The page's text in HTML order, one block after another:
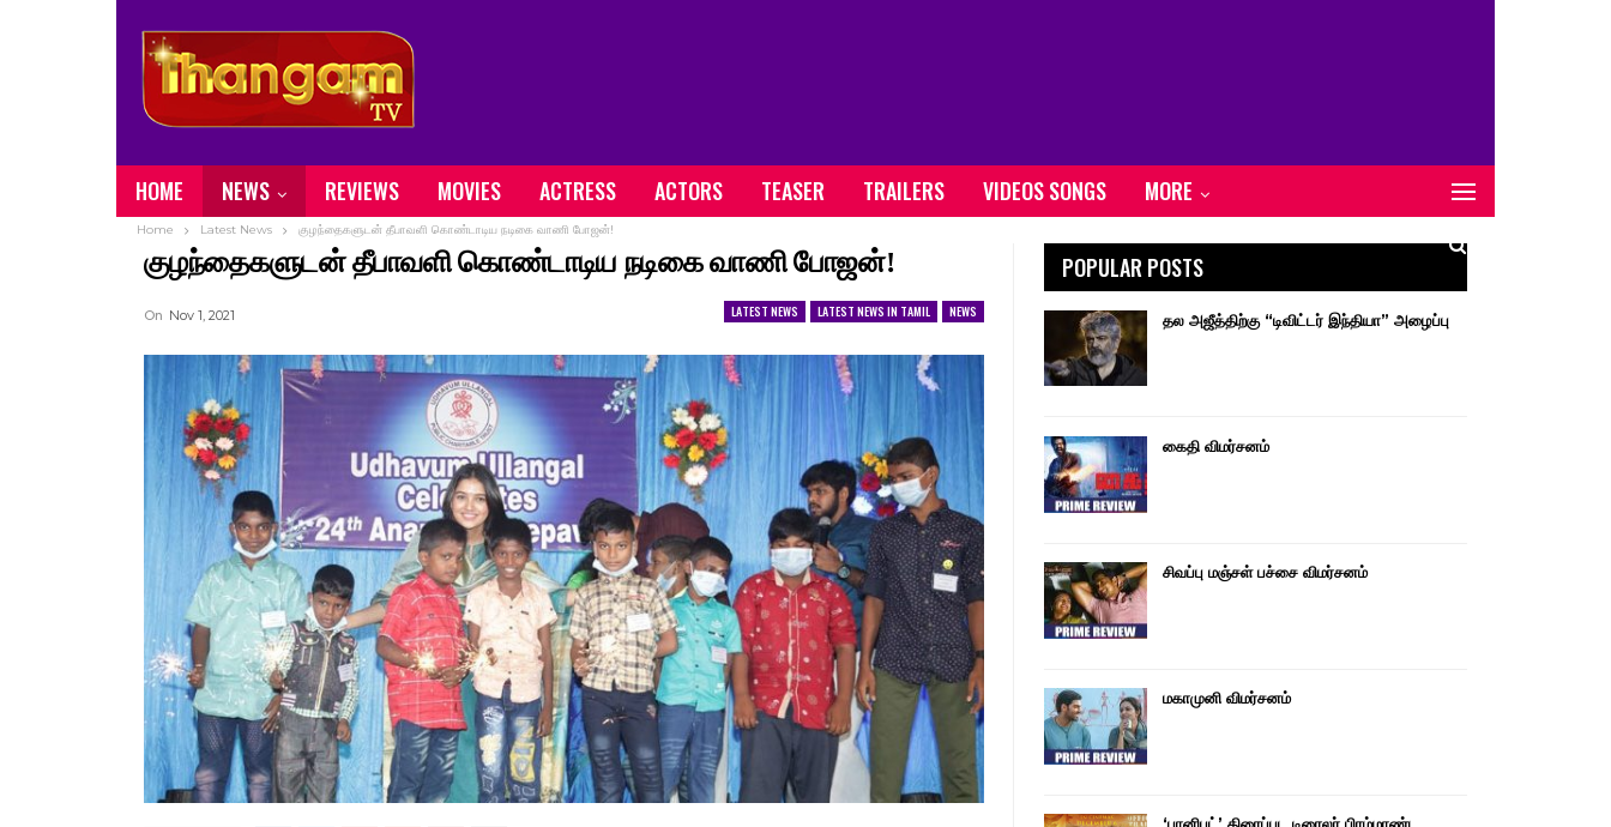
HOME NEWS REVIEWS MOVIES ACTRESS ACTORS TEASER TRAILERS VIDEOS SONGS MORE
Home Latest News குழந்தைகளுடன் தீபாவளி கொண்டாடிய நடிகை வாணி போஜன்!
குழந்தைகளுடன் தீபாவளி கொண்டாடிய நடிகை வாணி போஜன்!
LATEST NEWS LATEST NEWS IN TAMIL NEWS
On Nov 1, 2021
POPULAR POSTS
தல அஜீத்திற்கு “டிவிட்டர் இந்தியா” அழைப்பு
கைதி விமர்சனம்
சிவப்பு மஞ்சள் பச்சை விமர்சனம்
மகாமுனி விமர்சனம்